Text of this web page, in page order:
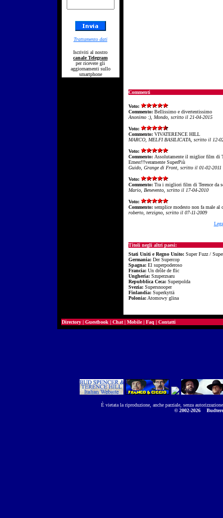
Trattamento dati
Iscriviti al nostro
canale Telegram
per ricevere gli
aggiornamenti sullo
smartphone
Commenti
Voto:
Commento: Bellissimo e divertentissimo
Anonimo :), Mondo, scritto il 21-04-2015
Voto:
Commento: VIVATERENCE HILL
MARCO, MELFI BASILICATA, scritto il 12-
Voto:
Commento: Assolutamente il miglior film di
Ernest!!!veramente SuperPiù
Guido, Grange di Front, scritto il 01-02-2011
Voto:
Commento: Tra i migliori film di Terence da
Mario, Benevento, scritto il 17-04-2010
Voto:
Commento: semplice modesto non fa male al
roberto, terzigno, scritto il 07-11-2009
Titoli negli altri paesi:
Stati Uniti e Regno Unito: Super Fuzz /
Germania: Der Supercop
Spagna: El superpoderoso
Francia: Un drôle de flic
Ungheria: Szuperzsaru
Repubblica Ceca: Superpolda
Svezia: Supersnooper
Finlandia: Superkyttä
Polonia: Atomowy glina
Directory | Guestbook | Chat | Mobile| Faq | Contatti
È vietata la riproduzione, anche parziale, senza
© 2002-2026